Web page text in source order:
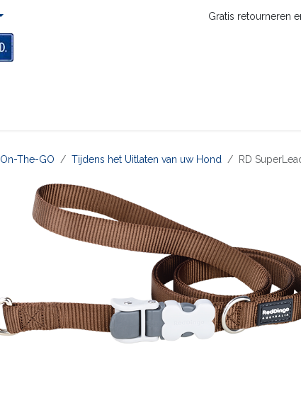
Gratis retourneren
On-The-GO Tijdens het Uitlaten van uw Hond RD